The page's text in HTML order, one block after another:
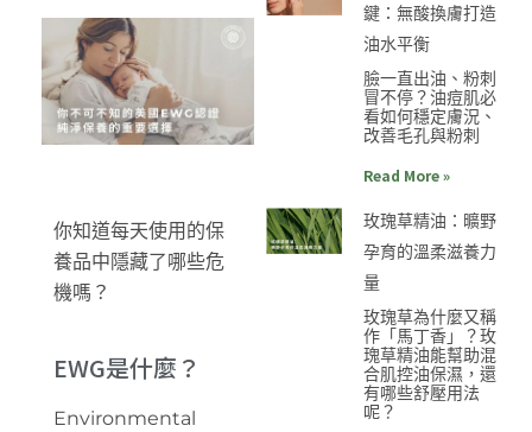
你知道每天使用的保
養品中隱藏了哪些危
機嗎？
EWG是什麼？
Environmental
鍵：無酸換膚打造
油水平衡
臉一直出油、粉刺
冒不停？油痘肌必
看如何穩定膚況、
改善毛孔與粉刺
Read More »
玫瑰草精油：曠野
孕育的溫柔滋養力
量
玫瑰草為什麼又稱
作「馬丁香」？玫
瑰草精油能幫助混
合肌控油保濕，還
有哪些舒壓用法
呢？